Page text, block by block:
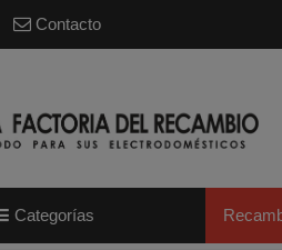
Contacto
Categorías